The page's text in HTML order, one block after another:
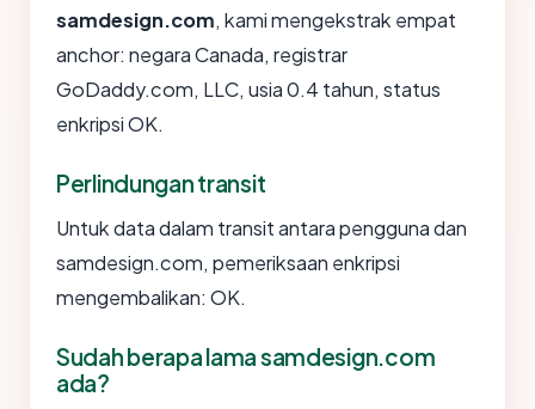
samdesign.com, kami mengekstrak empat
anchor: negara Canada, registrar
GoDaddy.com, LLC, usia 0.4 tahun, status
enkripsi OK.
Perlindungan transit
Untuk data dalam transit antara pengguna dan
samdesign.com, pemeriksaan enkripsi
mengembalikan: OK.
Sudah berapa lama samdesign.com
ada?